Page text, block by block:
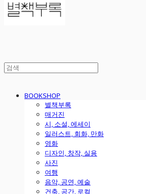
BOOKSHOP
별책부록
매거진
시, 소설, 에세이
일러스트, 회화, 만화
영화
디자인, 창작, 실용
사진
여행
음악, 공연, 예술
건축, 공간, 로컬